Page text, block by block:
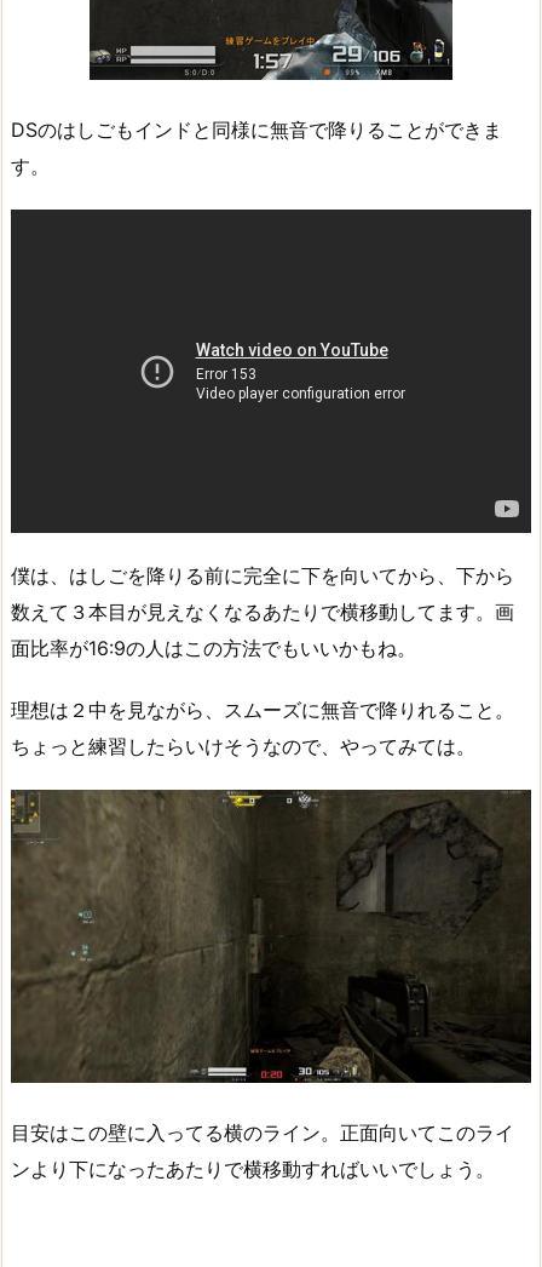
DSのはしごもインドと同様に無音で降りることができま
す。
僕は、はしごを降りる前に完全に下を向いてから、下から
数えて３本目が見えなくなるあたりで横移動してます。画
面比率が16:9の人はこの方法でもいいかもね。
理想は２中を見ながら、スムーズに無音で降りれること。
ちょっと練習したらいけそうなので、やってみては。
目安はこの壁に入ってる横のライン。正面向いてこのライ
ンより下になったあたりで横移動すればいいでしょう。